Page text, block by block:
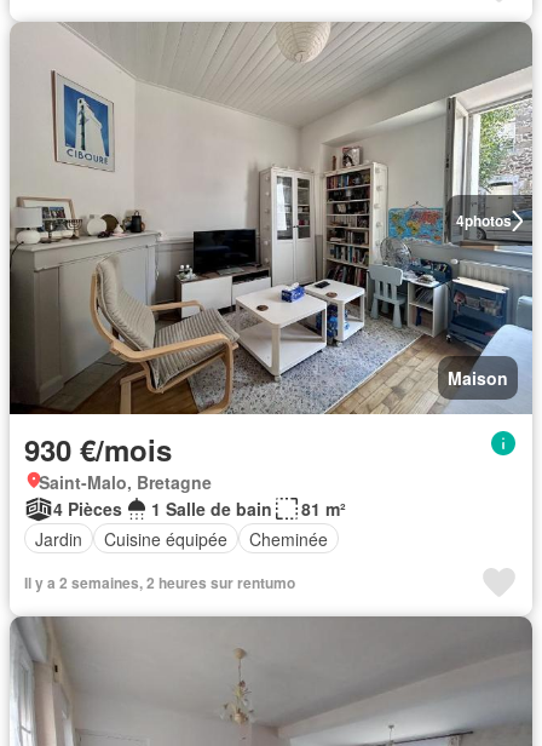
4photos
Maison
930 €/mois
Saint-Malo, Bretagne
4 Pièces
1 Salle de bain
81 m²
Jardin
Cuisine équipée Cheminée
Il y a 2 semaines, 2 heures sur rentumo